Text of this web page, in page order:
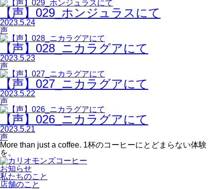
【声】029_ホンジュラスにて
2023.5.24
声
【声】028_ニカラグアにて
2023.5.23
声
【声】027_ニカラグアにて
2023.5.22
声
【声】026_ニカラグアにて
2023.5.21
声
More than just a coffee. 1杯のコーヒーにとどまらない体験
を。
お知らせ
私たちのこと
店舗のこと